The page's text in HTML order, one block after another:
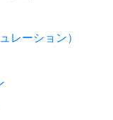
レーション）